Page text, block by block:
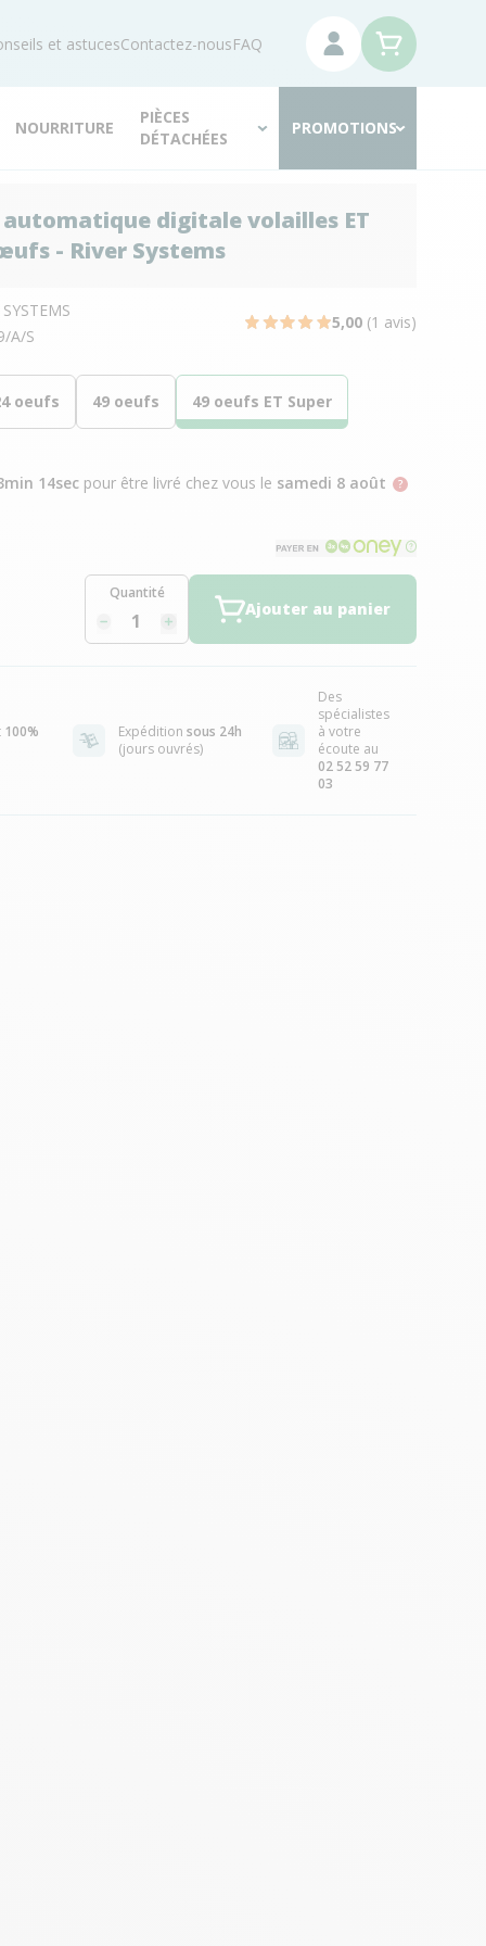
et astucesContactez-nousFAQ
NOURRITURE
PIÈCES
DÉTACHÉES
PROMOTIONS
automatique digitale volailles ET
- River Systems
SYSTEMS
A/S
5,00 (1 avis)
oeufs 49 oeufs 49 oeufs ET Super
13secpour être livré chez vous le samedi 8 août
Quantité
Ajouter au panier
100%
Expédition sous 24h
(jours ouvrés)
Des
spécialistes
à votre
écoute au
02 52 59 77
03